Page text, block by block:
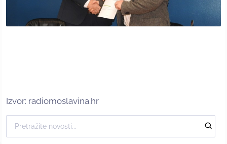
Izvor: radiomoslavina.hr